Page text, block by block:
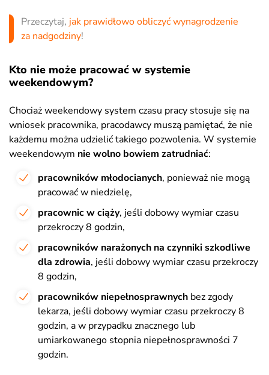
Przeczytaj, jak prawidłowo obliczyć wynagrodzenie
za nadgodziny!
Kto nie może pracować w systemie
weekendowym?
Chociaż weekendowy system czasu pracy stosuje się na
wniosek pracownika, pracodawcy muszą pamiętać, że nie
każdemu można udzielić takiego pozwolenia. W systemie
weekendowym nie wolno bowiem zatrudniać:
pracowników młodocianych, ponieważ nie mogą
pracować w niedzielę,
pracownic w ciąży, jeśli dobowy wymiar czasu
przekroczy 8 godzin,
pracowników narażonych na czynniki szkodliwe
dla zdrowia, jeśli dobowy wymiar czasu przekroczy
8 godzin,
pracowników niepełnosprawnych bez zgody
lekarza, jeśli dobowy wymiar czasu przekroczy 8
godzin, a w przypadku znacznego lub
umiarkowanego stopnia niepełnosprawności 7
godzin.